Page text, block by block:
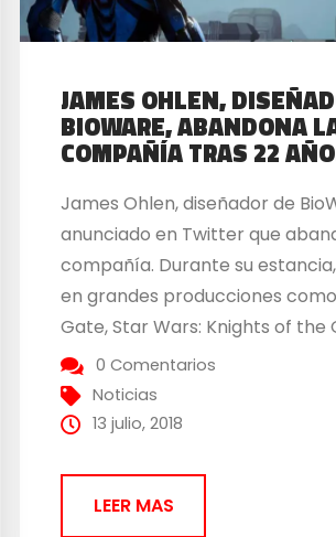
JAMES OHLEN,
BIOWARE, ABANDONA
COMPAÑÍA TRAS 22
James Ohlen, diseñador de
anunciado en Twitter que
compañía. Durante su
en grandes producciones como
Gate, Star Wars: Knights of the
Republic, Dragon Age o Anthem.
diseñador James Ohlen de
abandona la compañía El ex-
su marcha. Afortunadamente
0 Comentarios
Noticias
13 julio, 2018
LEER MAS